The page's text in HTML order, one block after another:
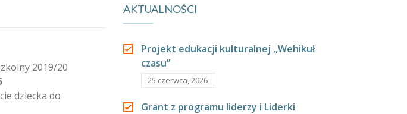
2019/20
dziecka do
AKTUALNOŚCI
Projekt edukacji kulturalnej ,,Wehikuł
czasu”
25 czerwca, 2026
Grant z programu liderzy i Liderki